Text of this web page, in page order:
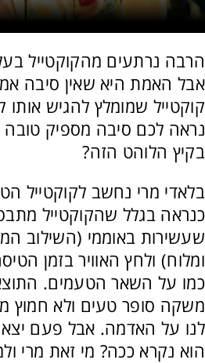
הרבה נרתעים מהקוקטייל
אבל האמת היא שאין סיבה
קוקטייל שמומלץ להגיש
נראה לכם סיבה מספיק טובה
בקיץ הלוהט הזה?
בלאדי מרי נחשב לקוקטייל
כנראה בגלל שהקוקטייל
שעשירות באוממי (השילוב
ומלוח) ולחץ האוויר בזמן
כמו על השאר הטעמים.
משקה סופר טעים ולא חמוץ
לנו על האדמה. אבל פעם
הוא נקרא ככה? מי זאת מרי